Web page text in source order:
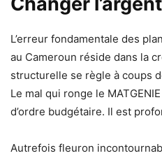
L’erreur fondamentale des
au Cameroun réside dans la
structurelle se règle à coups
Le mal qui ronge le
d’ordre budgétaire. Il est
Autrefois fleuron